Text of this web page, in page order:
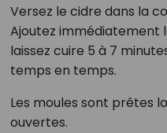
Versez le cidre dans la
Ajoutez immédiatement
laissez cuire 5 à 7
temps en temps.
Les moules sont prêtes
ouvertes.